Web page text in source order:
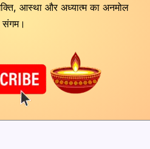
आस्था और अध्यात्म का अनमोल
संगम।